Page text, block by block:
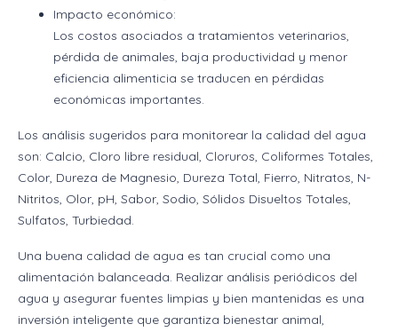
Impacto económico:
Los costos asociados a tratamientos veterinarios,
pérdida de animales, baja productividad y menor
eficiencia alimenticia se traducen en pérdidas
económicas importantes.
Los análisis sugeridos para monitorear la calidad del agua
son: Calcio, Cloro libre residual, Cloruros, Coliformes Totales,
Color, Dureza de Magnesio, Dureza Total, Fierro, Nitratos, N-
Nitritos, Olor, pH, Sabor, Sodio, Sólidos Disueltos Totales,
Sulfatos, Turbiedad.
Una buena calidad de agua es tan crucial como una
alimentación balanceada. Realizar análisis periódicos del
agua y asegurar fuentes limpias y bien mantenidas es una
inversión inteligente que garantiza bienestar animal,